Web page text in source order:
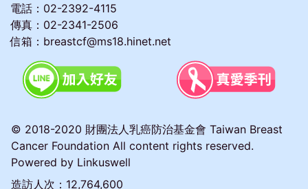
電話：02-2392-4115
傳真：02-2341-2506
信箱：breastcf@ms18.hinet.net
© 2018-2020 財團法人乳癌防治基金會 Taiwan Breast
Cancer Foundation All content rights reserved.
Powered by Linkuswell
造訪人次： 12,764,600